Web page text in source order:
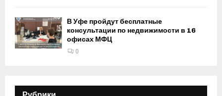
В Уфе пройдут бесплатные
консультации по недвижимости в 16
офисах МФЦ
0